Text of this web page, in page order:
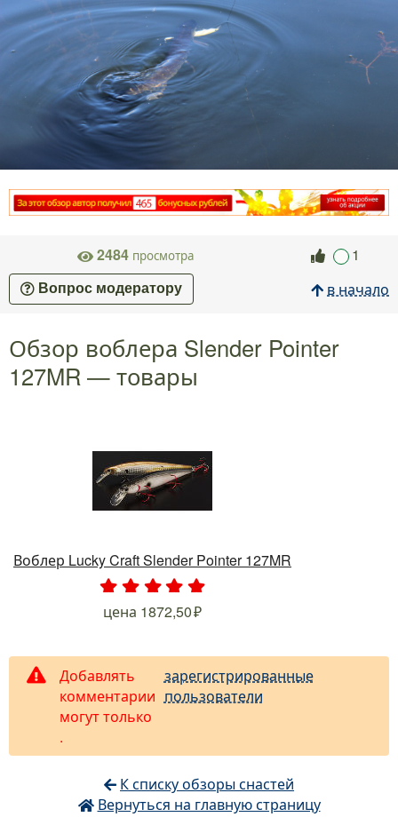
2484 просмотра 1
Вопрос модератору в начало
Обзор воблера Slender Pointer
127MR — товары
Воблер Lucky Craft Slender Pointer 127MR
. . . .
цена 1872,50
Добавлять
комментарии
могут только
зарегистрированные
пользователи
.
К списку обзоры снастей
Вернуться на главную страницу